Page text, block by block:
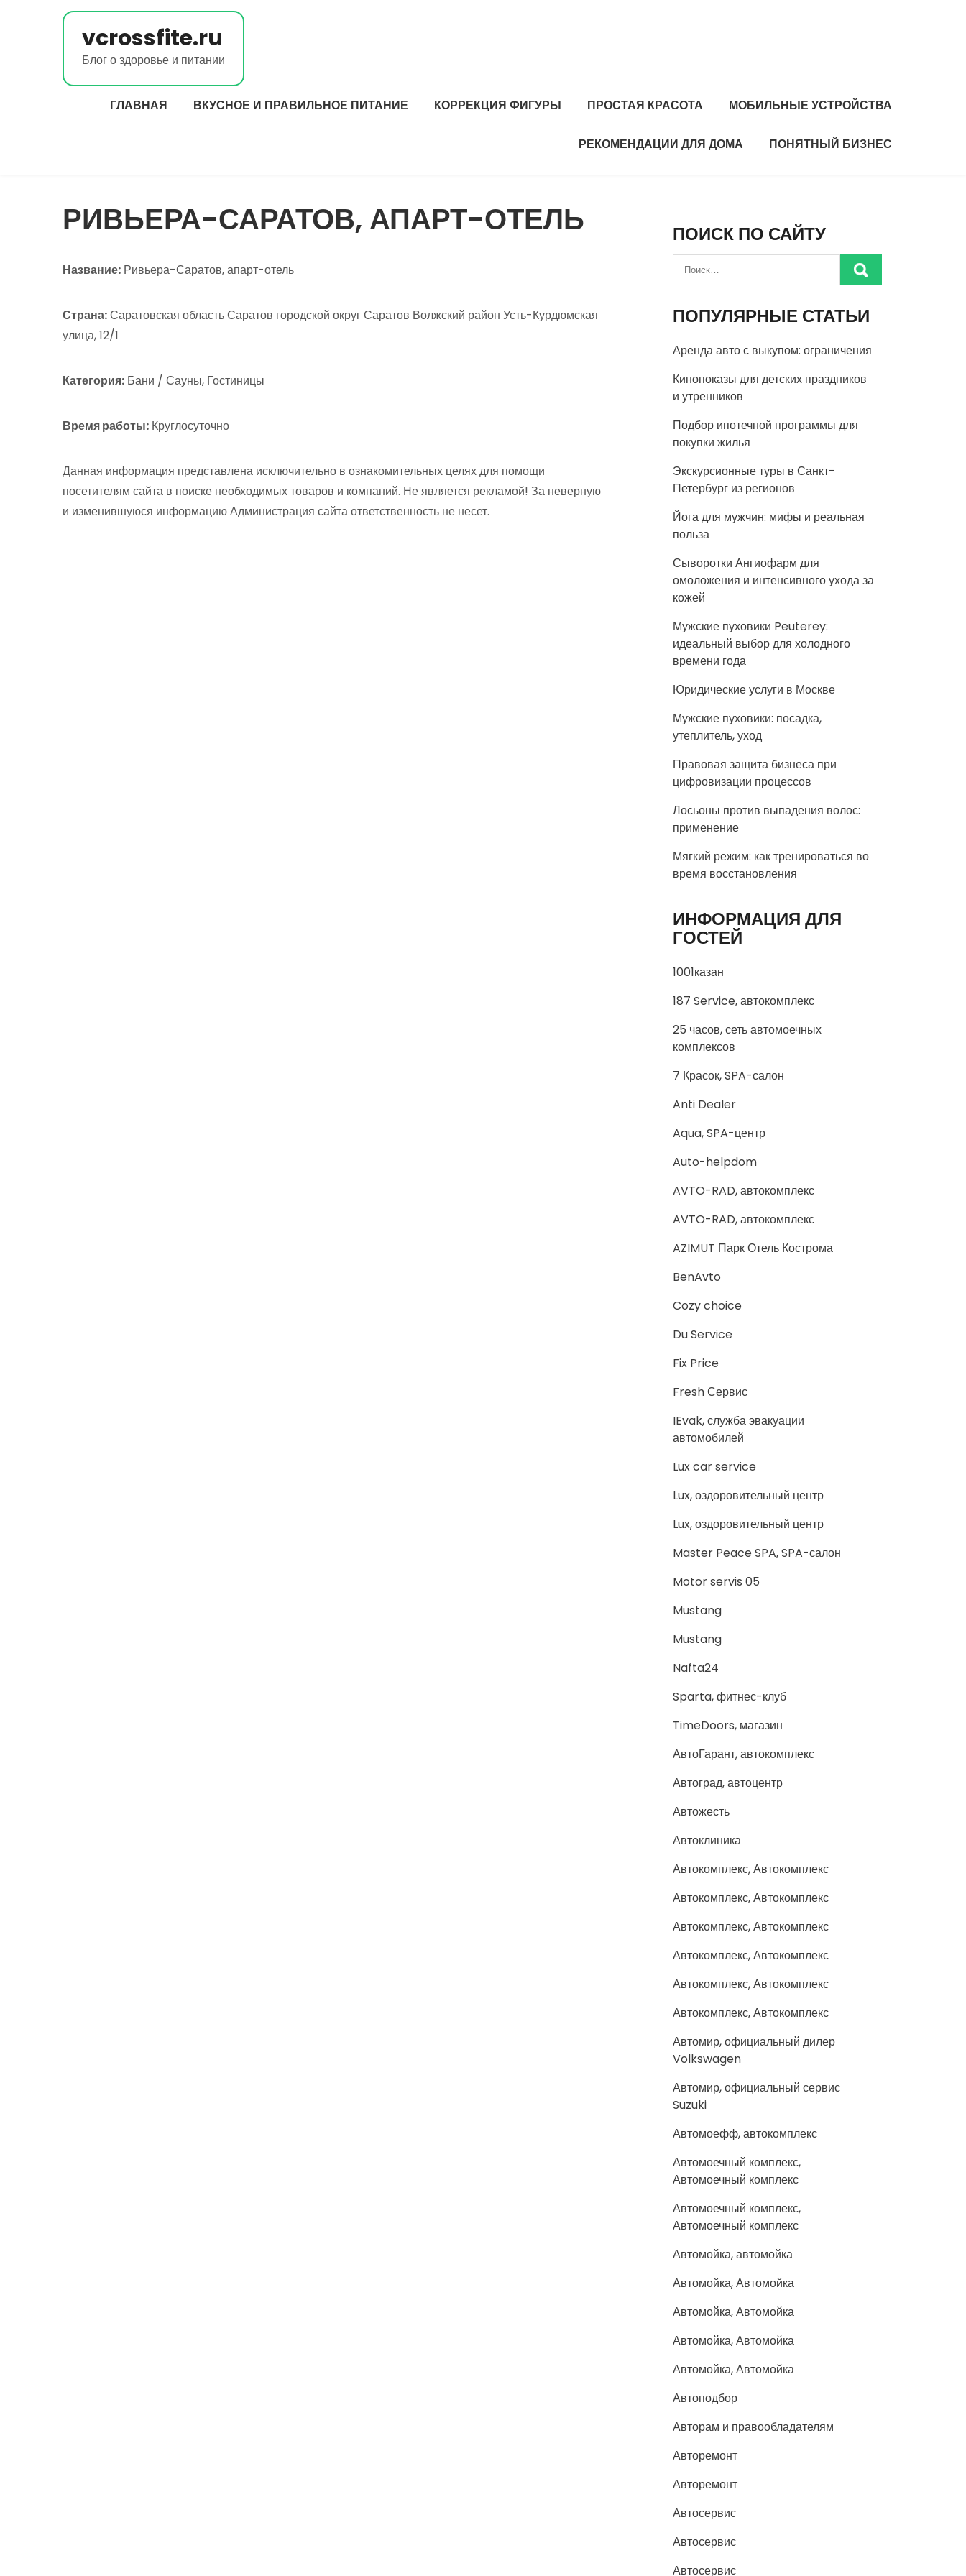
vcrossfite.ru
Блог о здоровье и питании
ГЛАВНАЯ ВКУСНОЕ И ПРАВИЛЬНОЕ ПИТАНИЕ КОРРЕКЦИЯ ФИГУРЫ ПРОСТАЯ КРАСОТА МОБИЛЬНЫЕ УСТРОЙСТВА
РЕКОМЕНДАЦИИ ДЛЯ ДОМА ПОНЯТНЫЙ БИЗНЕС
РИВЬЕРА-САРАТОВ, АПАРТ-ОТЕЛЬ
Название: Ривьера-Саратов, апарт-отель
Страна:Саратовская область Саратов городской округ Саратов Волжский район Усть-Курдюмская
улица, 12/1
Категория: Бани / Сауны, Гостиницы
Время работы: Круглосуточно
Данная информация представлена исключительно в ознакомительных целях для помощи
посетителям сайта в поиске необходимых товаров и компаний. Не является рекламой! За неверную
и изменившуюся информацию Администрация сайта ответственность не несет.
ПОИСК ПО САЙТУ
ПОПУЛЯРНЫЕ СТАТЬИ
Аренда авто с выкупом: ограничения
Кинопоказы для детских праздников
и утренников
Подбор ипотечной программы для
покупки жилья
Экскурсионные туры в Санкт-
Петербург из регионов
Йога для мужчин: мифы и реальная
польза
Сыворотки Ангиофарм для
омоложения и интенсивного ухода за
кожей
Мужские пуховики Peuterey:
идеальный выбор для холодного
времени года
Юридические услуги в Москве
Мужские пуховики: посадка,
утеплитель, уход
Правовая защита бизнеса при
цифровизации процессов
Лосьоны против выпадения волос:
применение
Мягкий режим: как тренироваться во
время восстановления
ИНФОРМАЦИЯ ДЛЯ
ГОСТЕЙ
1001казан
187 Service, автокомплекс
25 часов, сеть автомоечных
комплексов
7 Красок, SPA-салон
Anti Dealer
Aqua, SPA-центр
Auto-helpdom
AVTO-RAD, автокомплекс
AVTO-RAD, автокомплекс
AZIMUT Парк Отель Кострома
BenAvto
Cozy choice
Du Service
Fix Price
Fresh Сервис
IEvak, служба эвакуации
автомобилей
Lux car service
Lux, оздоровительный центр
Lux, оздоровительный центр
Master Peace SPA, SPA-салон
Motor servis 05
Mustang
Mustang
Nafta24
Sparta, фитнес-клуб
TimeDoors, магазин
АвтоГарант, автокомплекс
Автоград, автоцентр
Автожесть
Автоклиника
Автокомплекс, Автокомплекс
Автокомплекс, Автокомплекс
Автокомплекс, Автокомплекс
Автокомплекс, Автокомплекс
Автокомплекс, Автокомплекс
Автокомплекс, Автокомплекс
Автомир, официальный дилер
Volkswagen
Автомир, официальный сервис
Suzuki
Автомоефф, автокомплекс
Автомоечный комплекс,
Автомоечный комплекс
Автомоечный комплекс,
Автомоечный комплекс
Автомойка, автомойка
Автомойка, Автомойка
Автомойка, Автомойка
Автомойка, Автомойка
Автомойка, Автомойка
Автоподбор
Авторам и правообладателям
Авторемонт
Авторемонт
Автосервис
Автосервис
Автосервис